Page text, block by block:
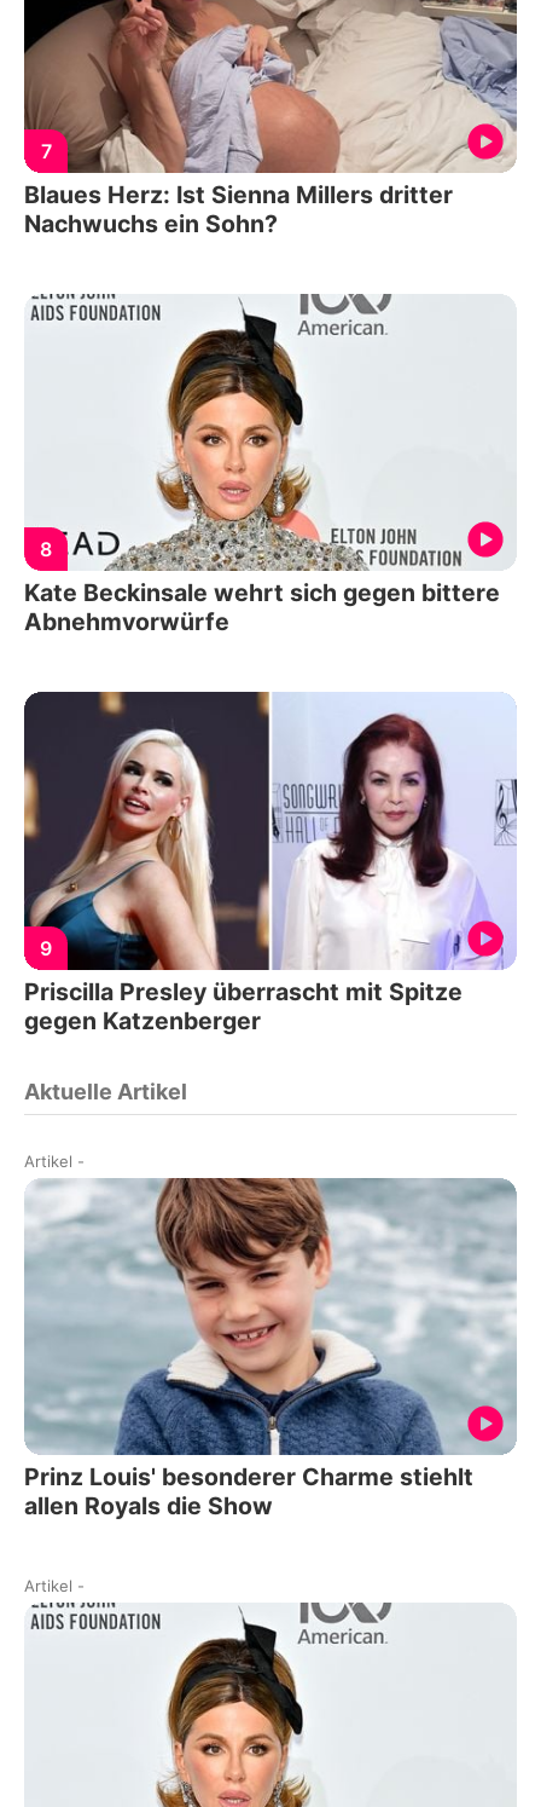
7
Blaues Herz: Ist Sienna Millers dritter
Nachwuchs ein Sohn?
8
Kate Beckinsale wehrt sich gegen bittere
Abnehmvorwürfe
9
Priscilla Presley überrascht mit Spitze
gegen Katzenberger
Aktuelle Artikel
Artikel -
Prinz Louis' besonderer Charme stiehlt
allen Royals die Show
Artikel -